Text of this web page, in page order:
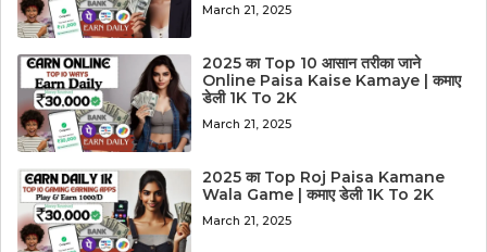
March 21, 2025
2025 का Top 10 आसान तरीका जाने
Online Paisa Kaise Kamaye | कमाए
डेली 1K To 2K
March 21, 2025
2025 का Top Roj Paisa Kamane
Wala Game | कमाए डेली 1K To 2K
March 21, 2025